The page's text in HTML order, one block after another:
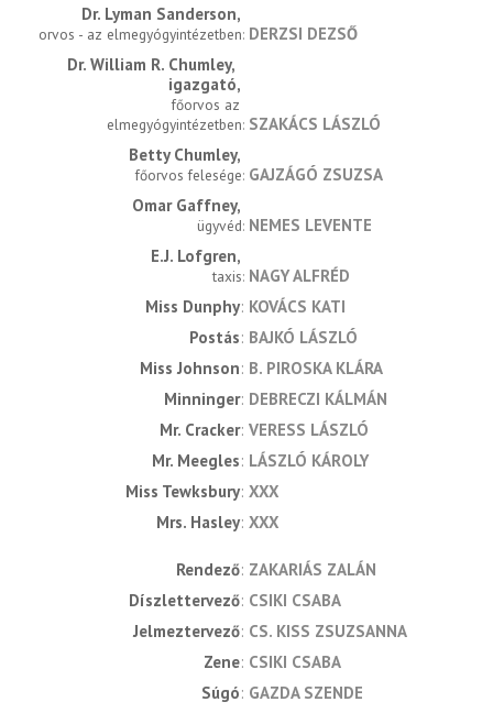
Dr. Lyman Sanderson
orvos - az elmegyógyintézetben DERZSI DEZSŐ
Dr. William R. Chumley,
igazgató
főorvos az
elmegyógyintézetben SZAKÁCS LÁSZLÓ
Betty Chumley
főorvos felesége GAJZÁGÓ ZSUZSA
Omar Gaffney
ügyvéd NEMES LEVENTE
E.J. Lofgren
taxis NAGY ALFRÉD
Miss Dunphy KOVÁCS KATI
Postás BAJKÓ LÁSZLÓ
Miss Johnson B. PIROSKA KLÁRA
Minninger DEBRECZI KÁLMÁN
Mr. Cracker VERESS LÁSZLÓ
Mr. Meegles LÁSZLÓ KÁROLY
Miss Tewksbury XXX
Mrs. Hasley XXX
rendező ZAKARIÁS ZALÁN
díszlettervező CSIKI CSABA
jelmeztervező CS. KISS ZSUZSANNA
zene CSIKI CSABA
súgó GAZDA SZENDE